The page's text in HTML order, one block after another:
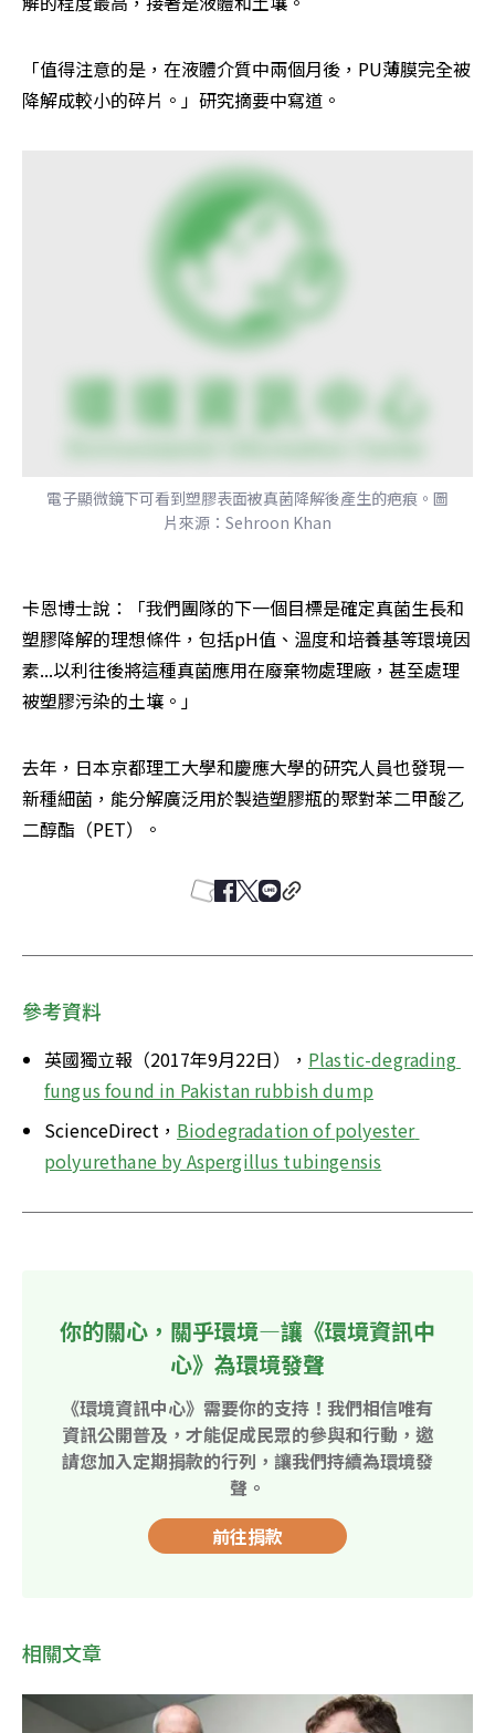
「值得注意的是，在液體介質中兩個月後，PU薄膜完全被
降解成較小的碎片。」研究摘要中寫道。
電子顯微鏡下可看到塑膠表面被真菌降解後產生的疤痕。圖
片來源：Sehroon Khan
卡恩博士說：「我們團隊的下一個目標是確定真菌生長和
塑膠降解的理想條件，包括pH值、溫度和培養基等環境因
素...以利往後將這種真菌應用在廢棄物處理廠，甚至處理
被塑膠污染的土壤。」
去年，日本京都理工大學和慶應大學的研究人員也發現一
新種細菌，能分解廣泛用於製造塑膠瓶的聚對苯二甲酸乙
二醇酯（PET）。
參考資料
英國獨立報（2017年9月22日）， Plastic-degrading
fungus found in Pakistan rubbish dump
ScienceDirect， Biodegradation of polyester
polyurethane by Aspergillus tubingensis
你的關心，關乎環境—讓《環境資訊中
心》為環境發聲
《環境資訊中心》需要你的支持！我們相信唯有
資訊公開普及，才能促成民眾的參與和行動，邀
請您加入定期捐款的行列，讓我們持續為環境發
聲。
前往捐款
相關文章